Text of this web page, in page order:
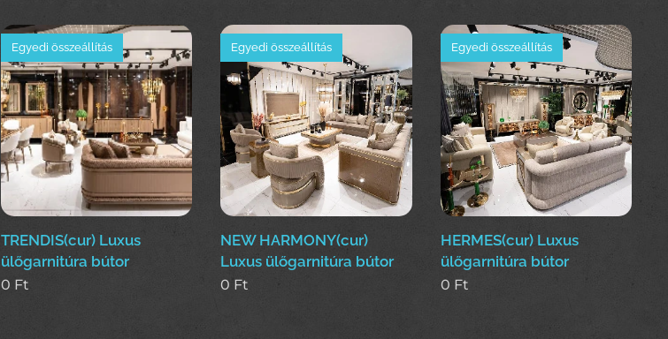
TRENDIS(cur) Luxus
ülőgarnitúra bútor
Egyedi összeállítás
0 Ft
NEW HARMONY(cur)
Luxus ülőgarnitúra bútor
Egyedi összeállítás
0 Ft
HERMES(cur) Luxus
ülőgarnitúra bútor
Egyedi összeállítás
0 Ft